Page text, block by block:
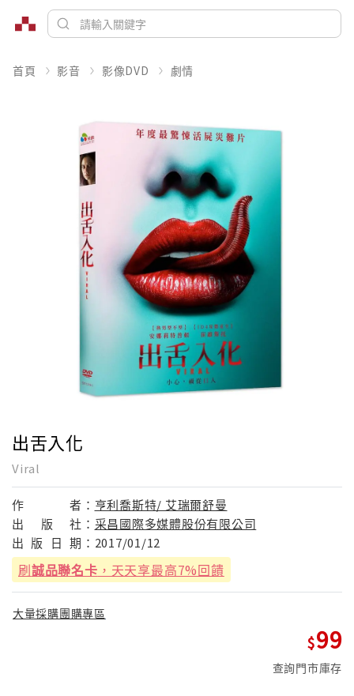
首頁 影音 影像DVD 劇情
出舌入化
Viral
作 者： 亨利喬斯特/ 艾瑞爾舒曼
出
版 社： 采昌國際多媒體股份有限公司
出 版 日 期： 2017/01/12
刷誠品聯名卡 ，天天享最高7%回饋
大量採購團購專區
99
查詢門市庫存